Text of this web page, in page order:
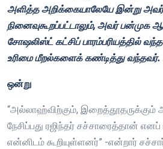
அளித்த அறிக்கையாலேயே இன்று அவர்
நினைவுகூறப்பட்டாலும், அவர் பன்முக
சோஷலிஸ்ட் கட்சிப் பாரம்பரியத்தில்
உரிமை மீறல்களைக் கண்டித்து வந்தவர்.
ஒன்று
“அல்லாஹ்விற்கும், இறைத்தூதருக்கும்
நேசிப்பது ரஜிந்தர் சச்சாரைத்தான்
என்னிடம் கூறியுள்ளனர்” -என்றார்